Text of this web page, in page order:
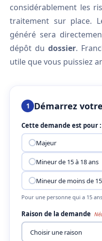
considérablement les
traitement sur place.
généré sera
dépôt du dossier.
utile que vous puissiez
1 Démarrez
Cette demande est pour :
Majeur
Mineur de 15 à 18 ans
Mineur de moins de
Pour une personne qui a 15
Raison de la demande